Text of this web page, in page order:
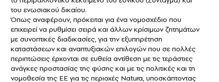
του ενωσιακού δικαίου.
Όπως αναφέρουν, πρόκειται για ένα νομοσχέδιο που
επιχειρεί να ρυθμίσει σειρά και άλλων κρίσιμων ζητημάτων
με συνοπτικές διαδικασίες, για την εξυπηρέτηση
καταστάσεων και αναπτυξιακών επιλογών που σε πολλές
περιπτώσεις έρχονται σε ευθεία αντίθεση με τις τεράστιες
ανάγκες προστασίας της φύσης και με τις πολιτικές και τη
νομοθεσία της ΕΕ για τις περιοχές Natura, υποσκάπτοντας